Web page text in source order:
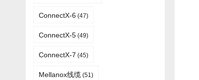
ConnectX-6 (47)
ConnectX-5 (49)
ConnectX-7 (45)
Mellanox线缆​ (51)